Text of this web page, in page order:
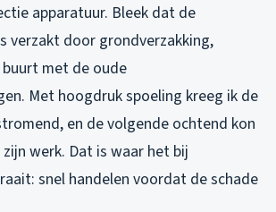
apparatuur. Bleek dat de
verzakt door grondverzakking,
met de oude
Met hoogdruk spoeling kreeg ik de
en de volgende ochtend kon
werk. Dat is waar het bij
snel handelen voordat de schade